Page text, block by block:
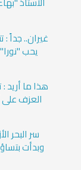
غيران..
يحب
هذا ما
العزف على
سر البحر
وبدأت